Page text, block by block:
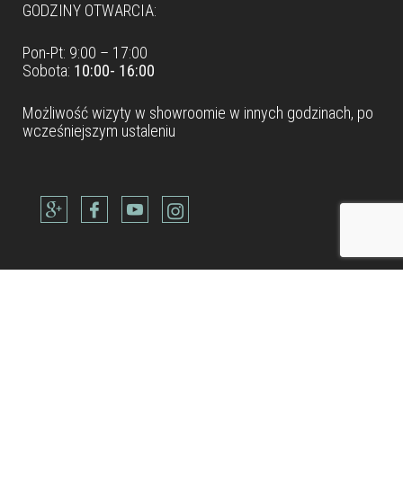
GODZINY OTWARCIA:
Pon-Pt: 9:00 – 17:00
Sobota: 10:00- 16:00
Możliwość wizyty w showroomie w innych godzinach, po
wcześniejszym ustaleniu